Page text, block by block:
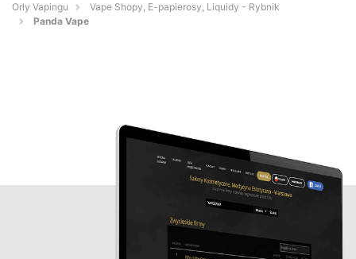
Orły Vapingu
Vape Shopy, E-papierosy, Liquidy - Rybnik
Panda Vape